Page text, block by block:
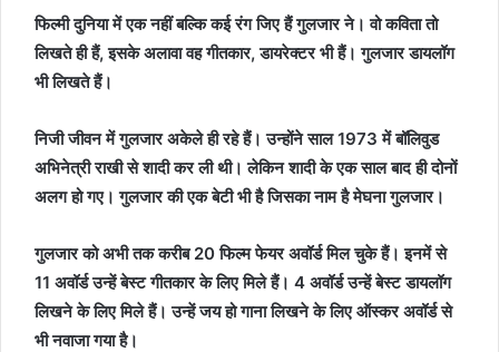
फिल्मी दुनिया में एक नहीं बल्कि कई रंग जिए हैं गुलजार ने। वो कविता तो
लिखते ही हैं, इसके अलावा वह गीतकार, डायरेक्टर भी हैं। गुलजार डायलॉग
भी लिखते हैं।
निजी जीवन में गुलजार अकेले ही रहे हैं। उन्होंने साल 1973 में बॉलिवुड
अभिनेत्री राखी से शादी कर ली थी। लेकिन शादी के एक साल बाद ही दोनों
अलग हो गए। गुलजार की एक बेटी भी है जिसका नाम है मेघना गुलजार।
गुलजार को अभी तक करीब 20 फिल्म फेयर अवॉर्ड मिल चुके हैं। इनमें से
11 अवॉर्ड उन्हें बेस्ट गीतकार के लिए मिले हैं। 4 अवॉर्ड उन्हें बेस्ट डायलॉग
लिखने के लिए मिले हैं। उन्हें जय हो गाना लिखने के लिए ऑस्कर अवॉर्ड से
भी नवाजा गया है।